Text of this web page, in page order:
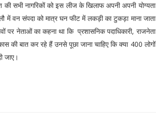
सभी नागरिकों को इस लीज के खिलाफ अपनी अपनी योग्यता
में वन संपदा को मात्र घन फीट में लकड़ी का टुकड़ा माना जाता
नेताओं का कहना था कि प्रशासनिक पदाधिकारी, राजनेता
बात कर रहे हैं उनसे पूछा जाना चाहिए कि क्या 400 लोगों
जाए।